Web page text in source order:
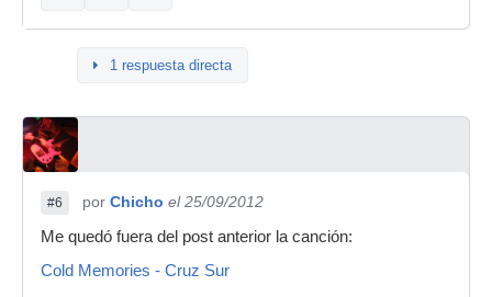
1 respuesta directa
#6 por Chicho el 25/09/2012
Me quedó fuera del post anterior la canción:
Cold Memories - Cruz Sur